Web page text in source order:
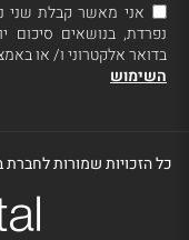
אני מאשר קבלת שני
נפרדת, בנושאים סיכום
בדואר אלקטרוני ו/ או
השימוש
כל הזכויות שמורות